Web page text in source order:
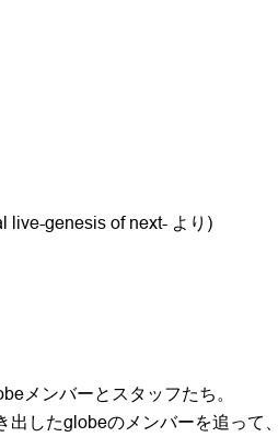
live-genesis of next- より)
メンバーとスタッフたち。
出したglobeのメンバーを追って